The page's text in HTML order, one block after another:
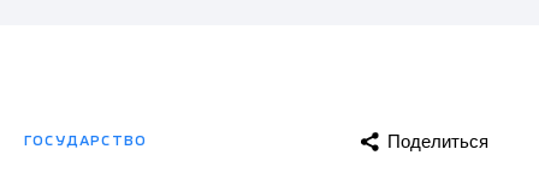
ГОСУДАРСТВО Поделиться